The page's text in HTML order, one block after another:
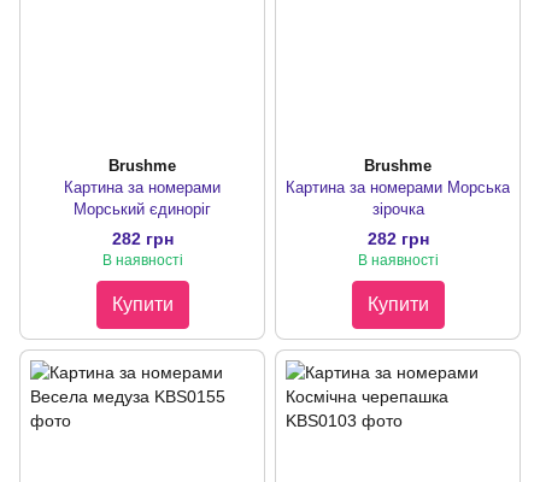
Brushme
Картина за номерами
Морський єдиноріг
282 грн
В наявності
Купити
Brushme
Картина за номерами Морська
зірочка
282 грн
В наявності
Купити